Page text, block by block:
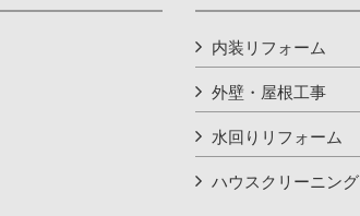
内装リフォーム
外壁・屋根工事
水回りリフォーム
ハウスクリーニング